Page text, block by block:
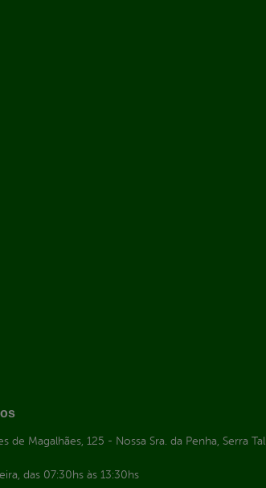
de Magalhães, 125 - Nossa Sra. da Penha, Serra
das 07:30hs às 13:30hs